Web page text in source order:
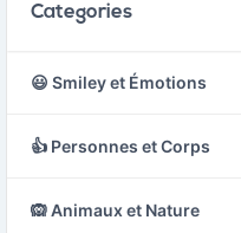
Categories
😃 Smiley et Émotions
👍 Personnes et Corps
🙉 Animaux et Nature